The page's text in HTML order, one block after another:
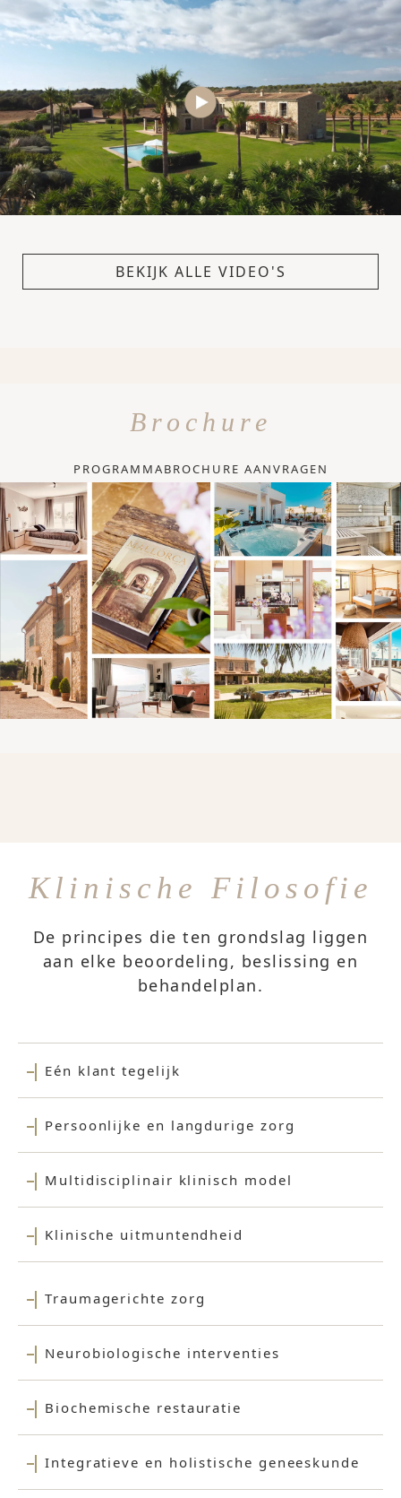
BEKIJK ALLE VIDEO'S
Brochure
PROGRAMMABROCHURE AANVRAGEN
Klinische Filosofie
De principes die ten grondslag liggen
aan elke beoordeling, beslissing en
behandelplan.
Eén klant tegelijk
Persoonlijke en langdurige zorg
Multidisciplinair klinisch model
Klinische uitmuntendheid
Traumagerichte zorg
Neurobiologische interventies
Biochemische restauratie
Integratieve en holistische geneeskunde